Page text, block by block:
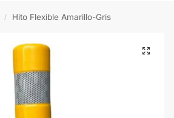
/ Hito Flexible Amarillo-Gris